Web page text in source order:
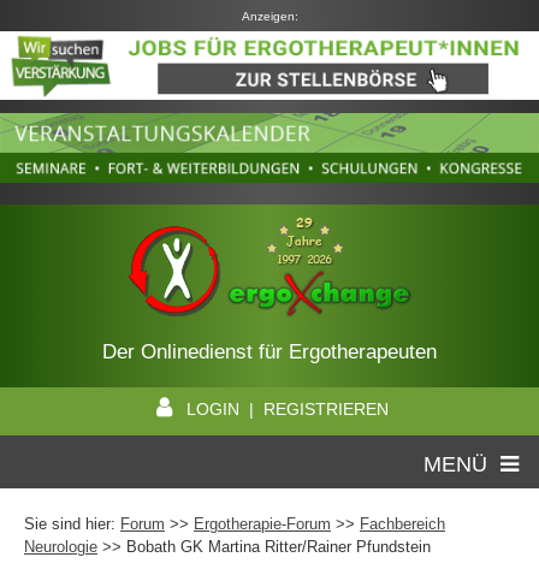
Anzeigen:
Der Onlinedienst für Ergotherapeuten
LOGIN | REGISTRIEREN
MENÜ
Sie sind hier: Forum >> Ergotherapie-Forum >> Fachbereich
Neurologie >> Bobath GK Martina Ritter/Rainer Pfundstein